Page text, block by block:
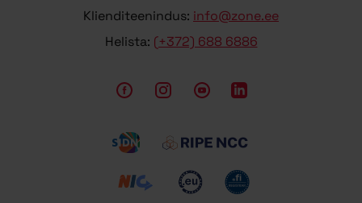
Klienditeenindus: info@zone.ee
Helista: (+372) 688 6886